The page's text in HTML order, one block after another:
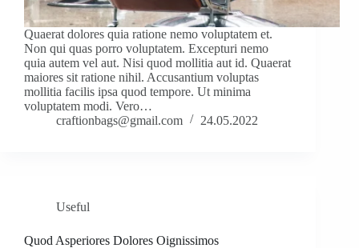
Quaerat dolores quia ratione nemo voluptatem et.
Non qui quas porro voluptatem. Excepturi nemo
quia autem vel aut. Nisi quod mollitia aut id. Quaerat
maiores sit ratione nihil. Accusantium voluptas
mollitia facilis ipsa quod tempore. Ut minima
voluptatem modi. Vero…
craftionbags@gmail.com
24.05.2022
Useful
Quod Asperiores Dolores Oignissimos